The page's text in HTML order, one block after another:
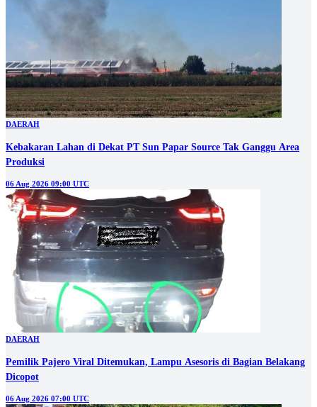
DAERAH
Kebakaran Lahan di Dekat PT Sun Papar Source Tak Ganggu Area
Produksi
06 Aug 2026 09:00 UTC
DAERAH
Pemilik Pajero Viral Ditemukan, Lampu Asesoris di Bagian Belakang
Dicopot
06 Aug 2026 07:00 UTC